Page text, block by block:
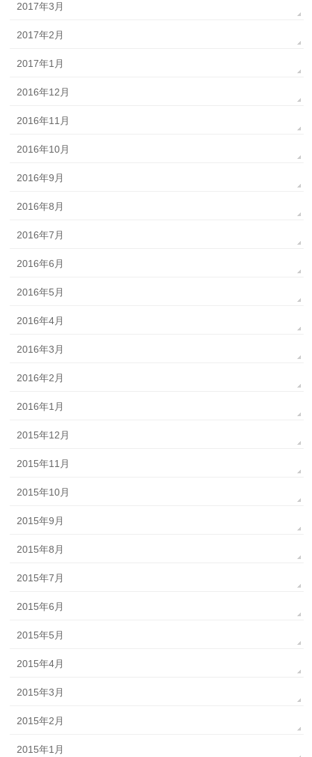
2017年3月
2017年2月
2017年1月
2016年12月
2016年11月
2016年10月
2016年9月
2016年8月
2016年7月
2016年6月
2016年5月
2016年4月
2016年3月
2016年2月
2016年1月
2015年12月
2015年11月
2015年10月
2015年9月
2015年8月
2015年7月
2015年6月
2015年5月
2015年4月
2015年3月
2015年2月
2015年1月